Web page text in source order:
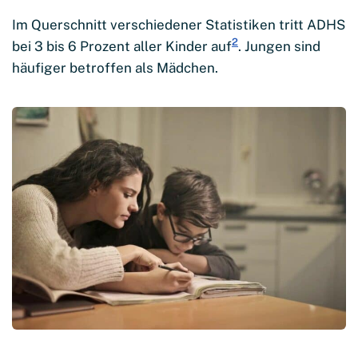
Im Querschnitt verschiedener Statistiken tritt ADHS
bei 3 bis 6 Prozent aller Kinder auf2. Jungen sind
häufiger betroffen als Mädchen.